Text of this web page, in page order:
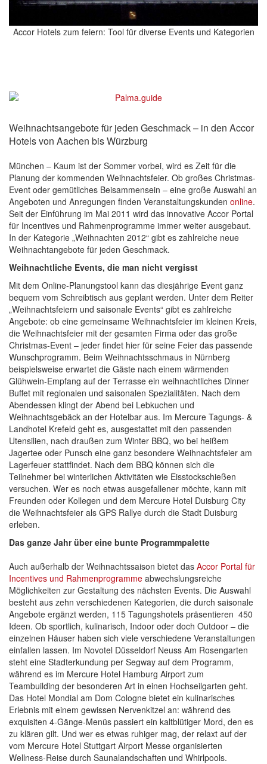
Accor Hotels zum feiern: Tool für diverse Events und Kategorien
Weihnachtsangebote für jeden Geschmack – in den Accor
Hotels von Aachen bis Würzburg
München – Kaum ist der Sommer vorbei, wird es Zeit für die
Planung der kommenden Weihnachtsfeier. Ob großes Christmas-
Event oder gemütliches Beisammensein – eine große Auswahl an
Angeboten und Anregungen finden Veranstaltungskunden online.
Seit der Einführung im Mai 2011 wird das innovative Accor Portal
für Incentives und Rahmenprogramme immer weiter ausgebaut.
In der Kategorie „Weihnachten 2012“ gibt es zahlreiche neue
Weihnachtangebote für jeden Geschmack.
Weihnachtliche Events, die man nicht vergisst
Mit dem Online-Planungstool kann das diesjährige Event ganz
bequem vom Schreibtisch aus geplant werden. Unter dem Reiter
„Weihnachtsfeiern und saisonale Events“ gibt es zahlreiche
Angebote: ob eine gemeinsame Weihnachtsfeier im kleinen Kreis,
die Weihnachtsfeier mit der gesamten Firma oder das große
Christmas-Event – jeder findet hier für seine Feier das passende
Wunschprogramm. Beim Weihnachtsschmaus in Nürnberg
beispielsweise erwartet die Gäste nach einem wärmenden
Glühwein-Empfang auf der Terrasse ein weihnachtliches Dinner
Buffet mit regionalen und saisonalen Spezialitäten. Nach dem
Abendessen klingt der Abend bei Lebkuchen und
Weihnachtsgebäck an der Hotelbar aus. Im Mercure Tagungs- &
Landhotel Krefeld geht es, ausgestattet mit den passenden
Utensilien, nach draußen zum Winter BBQ, wo bei heißem
Jagertee oder Punsch eine ganz besondere Weihnachtsfeier am
Lagerfeuer stattfindet. Nach dem BBQ können sich die
Teilnehmer bei winterlichen Aktivitäten wie Eisstockschießen
versuchen. Wer es noch etwas ausgefallener möchte, kann mit
Freunden oder Kollegen und dem Mercure Hotel Duisburg City
die Weihnachtsfeier als GPS Rallye durch die Stadt Duisburg
erleben.
Das ganze Jahr über eine bunte Programmpalette
Auch außerhalb der Weihnachtssaison bietet das Accor Portal für
Incentives und Rahmenprogramme abwechslungsreiche
Möglichkeiten zur Gestaltung des nächsten Events. Die Auswahl
besteht aus zehn verschiedenen Kategorien, die durch saisonale
Angebote ergänzt werden, 115 Tagungshotels präsentieren 450
Ideen. Ob sportlich, kulinarisch, Indoor oder doch Outdoor – die
einzelnen Häuser haben sich viele verschiedene Veranstaltungen
einfallen lassen. Im Novotel Düsseldorf Neuss Am Rosengarten
steht eine Stadterkundung per Segway auf dem Programm,
während es im Mercure Hotel Hamburg Airport zum
Teambuilding der besonderen Art in einen Hochseilgarten geht.
Das Hotel Mondial am Dom Cologne bietet ein kulinarisches
Erlebnis mit einem gewissen Nervenkitzel an: während des
exquisiten 4-Gänge-Menüs passiert ein kaltblütiger Mord, den es
zu klären gilt. Und wer es etwas ruhiger mag, der relaxt auf der
vom Mercure Hotel Stuttgart Airport Messe organisierten
Wellness-Reise durch Saunalandschaften und Whirlpools.